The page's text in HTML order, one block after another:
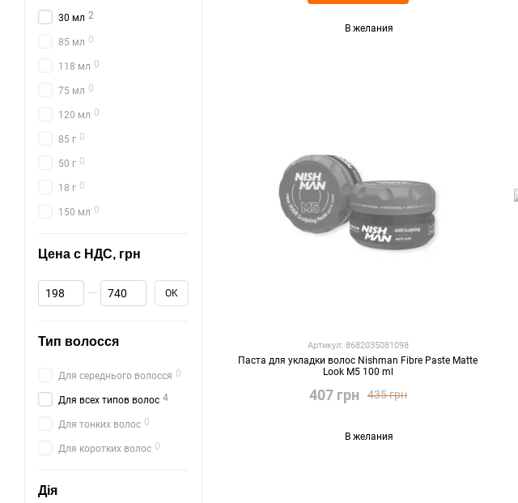
В желания
Артикул: 8682035081098
Паста для укладки волос Nishman Fibre Paste Matte
Look M5 100 ml
435 грн
407 грн
В желания
30 мл 2
85 мл 0
118 мл 0
75 мл 0
120 мл 0
85 г 0
50 г 0
18 г 0
150 мл 0
Цена с НДС, грн
От Цена с НДС, грн
До Цена с НДС, грн OK
Тип волосся
Для середнього волосся 0
Для всех типов волос 4
Для тонких волос 0
Для коротких волос 0
Дія